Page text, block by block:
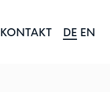
KONTAKT DE EN